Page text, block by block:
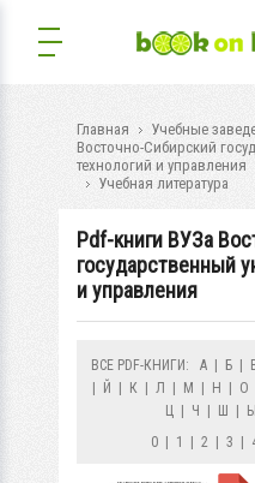
Главная
Учебные
Восточно-Сибирский
технологий и управления
Учебная литература
Pdf-книги ВУЗа
государственный
и управления
ВСЕ PDF-КНИГИ: А Б
Й К Л М Н О
Ц
Ч Ш Ы
0
1 2 3